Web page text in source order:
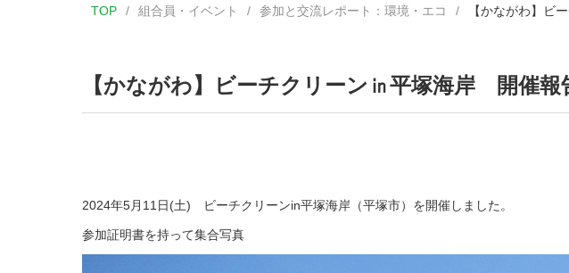
TOP 組合員・イベント 参加と交流レポート：環境・エコ 【かながわ】ビ
【かながわ】ビーチクリーン㏌平塚海岸 開催報
2024年5月11日(土) ビーチクリーンin平塚海岸（平塚市）を開催しました。
参加証明書を持って集合写真